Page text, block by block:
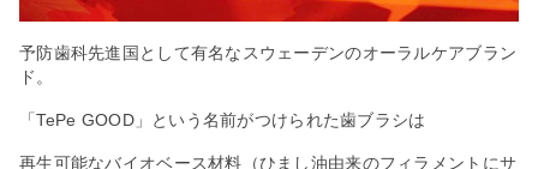
予防歯科先進国として有名なスウェーデンのオーラルケアブラン
ド。
「TePe GOOD」という名前がつけられた歯ブラシは
再生可能なバイオベース材料（ひまし油由来のフィラメントにサ